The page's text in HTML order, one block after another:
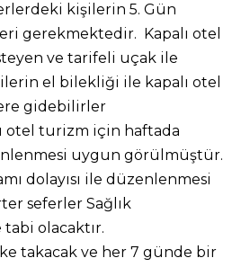
kişilerin 5. Gün
gerekmektedir. Kapalı otel
ve tarifeli uçak ile
el bilekliği ile kapalı otel
gidebilirler
otel turizm için haftada
uygun görülmüştür.
dolayısı ile düzenlenmesi
seferler Sağlık
tabi olacaktır.
takacak ve her 7 günde bir